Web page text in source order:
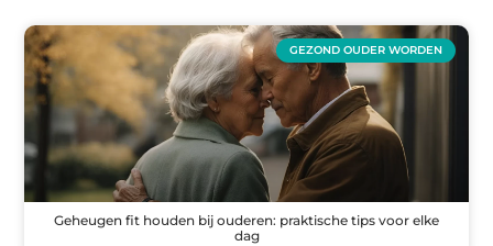
GEZOND OUDER WORDEN
Geheugen fit houden bij ouderen: praktische tips voor elke
dag